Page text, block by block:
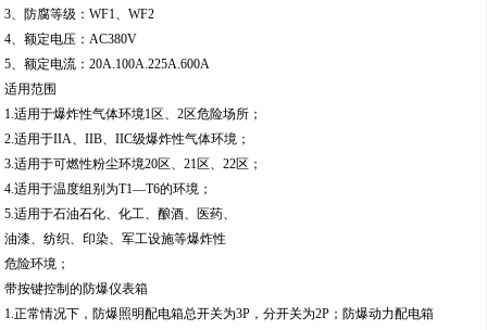
3、防腐等级：WF1、WF2
4、额定电压：AC380V
5、额定电流：20A.100A.225A.600A
适用范围
1.适用于爆炸性气体环境1区、2区危险场所；
2.适用于IIA、IIB、IIC级爆炸性气体环境；
3.适用于可燃性粉尘环境20区、21区、22区；
4.适用于温度组别为T1—T6的环境；
5.适用于石油石化、化工、酿酒、医药、
油漆、纺织、印染、军工设施等爆炸性
危险环境；
带按键控制的防爆仪表箱
1.正常情况下，防爆照明配电箱总开关为3P，分开关为2P；防爆动力配电箱